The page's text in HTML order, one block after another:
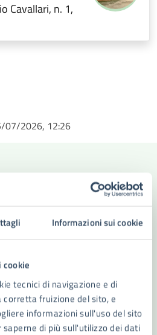
Informazioni sui cookie
tecnici di navigazione e di
fruizione del sito, e
informazioni sull'uso del sito
di più sull'utilizzo dei dati
Cavallari, n. 1,
07/2026, 12:26
Extra Comunitari
Comunitari
e assegnazione